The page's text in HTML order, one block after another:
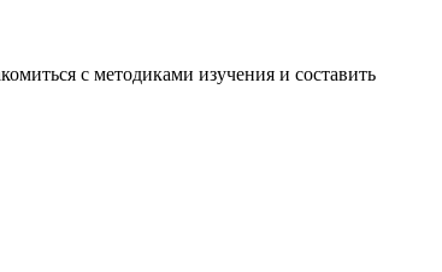
с методиками изучения и составить